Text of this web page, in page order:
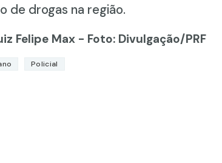
de drogas na região.
Felipe Max - Foto: Divulgação/PRF
Policial